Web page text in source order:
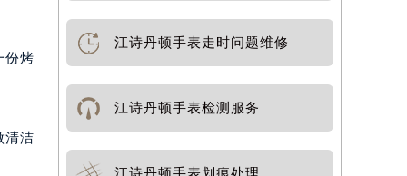
份烤
清洁
江诗丹顿手表走时问题维修
江诗丹顿手表检测服务